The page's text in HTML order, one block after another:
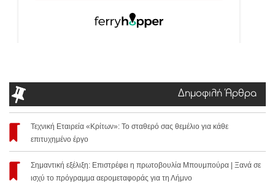
Δημοφιλή Άρθρα
Τεχνική Εταιρεία «Κρίτων»: Το σταθερό σας θεμέλιο για κάθε
επιτυχημένο έργο
Σημαντική εξέλιξη: Επιστρέφει η πρωτοβουλία Μπουμπούρα | Ξανά σε
ισχύ το πρόγραμμα αερομεταφοράς για τη Λήμνο